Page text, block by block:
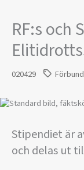
RF:s och
020429
Stipendiet är
och delas ut